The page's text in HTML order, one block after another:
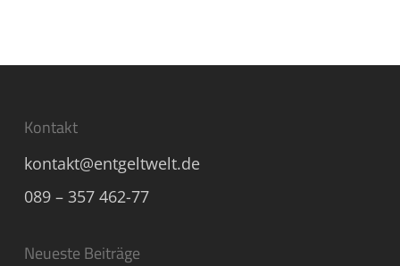
Kontakt
kontakt@entgeltwelt.de
089 – 357 462-77
Neueste Beiträge